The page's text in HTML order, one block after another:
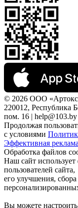
© 2026 ООО
220012, Республика
пом. 16 | help@103.by
Продолжая
с условиями
Эффективная
Обработка файлов
Наш сайт использует
пользователей сайта,
его улучшения,
Вы можете